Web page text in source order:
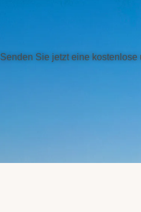
Senden Sie jetzt eine